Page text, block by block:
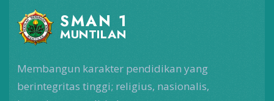
SMAN 1
MUNTILAN
Membangun karakter pendidikan yang
berintegritas tinggi; religius, nasionalis,